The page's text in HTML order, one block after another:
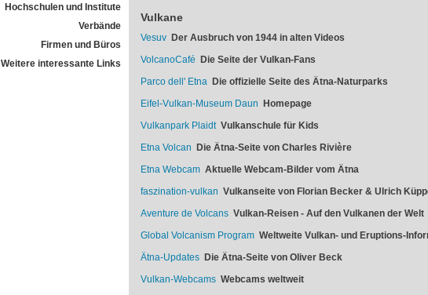
Hochschulen und Institute
Verbände
Firmen und Büros
Weitere interessante Links
Vulkane
VesuvDer Ausbruch von 1944 in alten Videos
VolcanoCafé Die Seite der Vulkan-Fans
Parco dell' EtnaDie offizielle Seite des Ätna-Naturparks
Eifel-Vulkan-Museum Daun Homepage
Vulkanpark PlaidtVulkanschule für Kids
Etna Volcan Die Ätna-Seite von Charles Rivière
Etna WebcamAktuelle Webcam-Bilder vom Ätna
faszination-vulkan Vulkanseite von Florian Becker & Ulrich
Aventure de VolcansVulkan-Reisen - Auf den Vulkanen der Welt
Global Volcanism ProgramWeltweite Vulkan- und Eruptions-
Ätna-UpdatesDie Ätna-Seite von Oliver Beck
Vulkan-WebcamsWebcams weltweit